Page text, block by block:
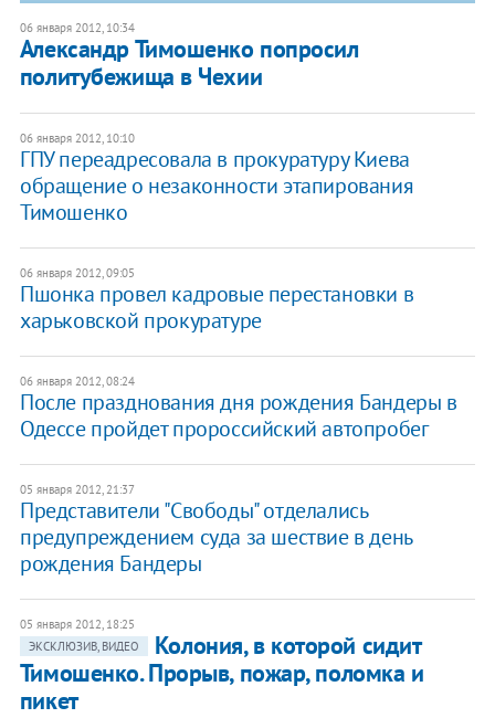
06 января 2012, 10:34
Александр Тимошенко попросил
политубежища в Чехии
06 января 2012, 10:10
ГПУ переадресовала в прокуратуру Киева
обращение о незаконности этапирования
Тимошенко
06 января 2012, 09:05
Пшонка провел кадровые перестановки в
харьковской прокуратуре
06 января 2012, 08:24
После празднования дня рождения Бандеры в
Одессе пройдет пророссийский автопробег
05 января 2012, 21:37
Представители "Свободы" отделались
предупреждением суда за шествие в день
рождения Бандеры
05 января 2012, 18:25
ЭКСКЛЮЗИВ, ВИДЕО
Колония, в которой сидит
Тимошенко. Прорыв, пожар, поломка и
пикет